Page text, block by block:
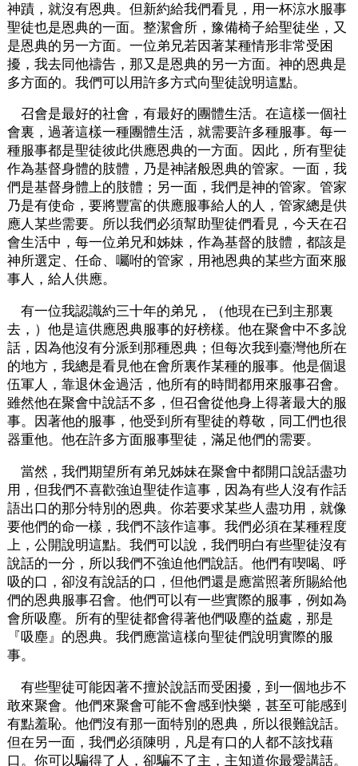
神蹟，就沒有恩典。但新約給我們看見，用一杯涼水服事
聖徒也是恩典的一面。整潔會所，豫備椅子給聖徒坐，又
是恩典的另一方面。一位弟兄若因著某種情形非常受困
擾，我去同他禱告，那又是恩典的另一方面。神的恩典是
多方面的。我們可以用許多方式向聖徒說明這點。
召會是最好的社會，有最好的團體生活。在這樣一個社
會裏，過著這樣一種團體生活，就需要許多種服事。每一
種服事都是聖徒彼此供應恩典的一方面。因此，所有聖徒
作為基督身體的肢體，乃是神諸般恩典的管家。一面，我
們是基督身體上的肢體；另一面，我們是神的管家。管家
乃是有使命，要將豐富的供應服事給人的人，管家總是供
應人某些需要。所以我們必須幫助聖徒們看見，今天在召
會生活中，每一位弟兄和姊妹，作為基督的肢體，都該是
神所選定、任命、囑咐的管家，用祂恩典的某些方面來服
事人，給人供應。
有一位我認識約三十年的弟兄，（他現在已到主那裏
去，）他是這供應恩典服事的好榜樣。他在聚會中不多說
話，因為他沒有分派到那種恩典；但每次我到臺灣他所在
的地方，我總是看見他在會所裏作某種的服事。他是個退
伍軍人，靠退休金過活，他所有的時間都用來服事召會。
雖然他在聚會中說話不多，但召會從他身上得著最大的服
事。因著他的服事，他受到所有聖徒的尊敬，同工們也很
器重他。他在許多方面服事聖徒，滿足他們的需要。
當然，我們期望所有弟兄姊妹在聚會中都開口說話盡功
用，但我們不喜歡強迫聖徒作這事，因為有些人沒有作話
語出口的那分特別的恩典。你若要求某些人盡功用，就像
要他們的命一樣，我們不該作這事。我們必須在某種程度
上，公開說明這點。我們可以說，我們明白有些聖徒沒有
說話的一分，所以我們不強迫他們說話。他們有喫喝、呼
吸的口，卻沒有說話的口，但他們還是應當照著所賜給他
們的恩典服事召會。他們可以有一些實際的服事，例如為
會所吸塵。所有的聖徒都會得著他們吸塵的益處，那是
『吸塵』的恩典。我們應當這樣向聖徒們說明實際的服
事。
有些聖徒可能因著不擅於說話而受困擾，到一個地步不
敢來聚會。他們來聚會可能不會感到快樂，甚至可能感到
有點羞恥。他們沒有那一面特別的恩典，所以很難說話。
但在另一面，我們必須陳明，凡是有口的人都不該找藉
口。你可以騙得了人，卻騙不了主，主知道你最愛講話。